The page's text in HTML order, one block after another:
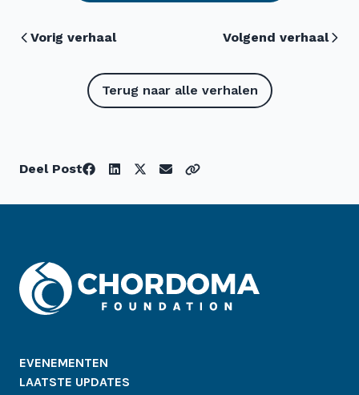
Vorig verhaal Volgend verhaal
Terug naar alle verhalen
Deel Post
EVENEMENTEN
LAATSTE UPDATES